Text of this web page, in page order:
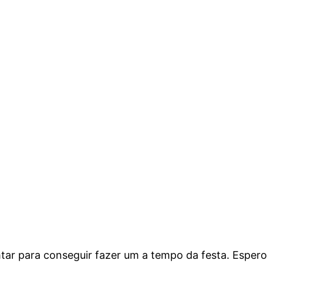
para conseguir fazer um a tempo da festa. Espero